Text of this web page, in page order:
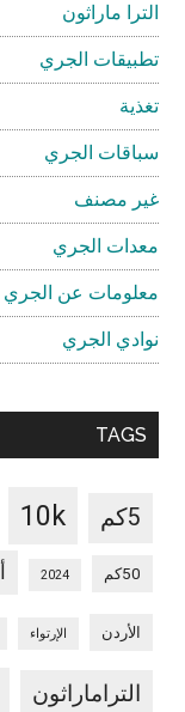
الترا ماراثون
تطبيقات الجري
تغذية
سباقات الجري
غير مصنف
معدات الجري
معلومات عن الجري
نوادي الجري
TAGS
5كم 10k
50كم 2024
الأردن الإرتواء
التراماراثون